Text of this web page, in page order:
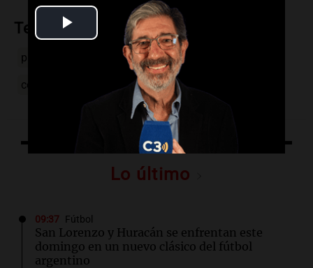
Video
Temas
papa alto el fuego León XIV
conflicto Israel-Hamás
Lo último
09:37 Fútbol
San Lorenzo y Huracán se enfrentan este
domingo en un nuevo clásico del fútbol
argentino